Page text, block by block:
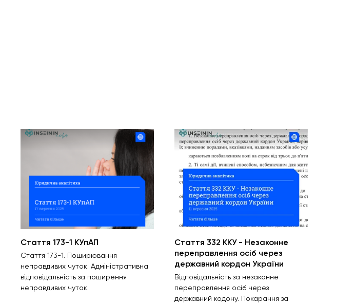
Стаття 173-1 КУпАП
Стаття 173-1. Поширювання
неправдивих чуток. Адміністративна
відповідальність за поширення
неправдивих чуток.
Стаття 332 ККУ - Незаконне
переправлення осіб через
державний кордон України
Відповідальність за незаконне
переправлення осіб через
державний кодону. Покарання за